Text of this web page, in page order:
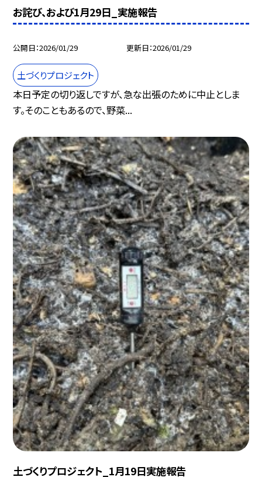
お詫び、および1月29日_実施報告
公開日 2026/01/29 更新日 2026/01/29
土づくりプロジェクト
本日予定の切り返しですが、急な出張のために中止としま
す。そのこともあるので、野菜...
土づくりプロジェクト_1月19日実施報告